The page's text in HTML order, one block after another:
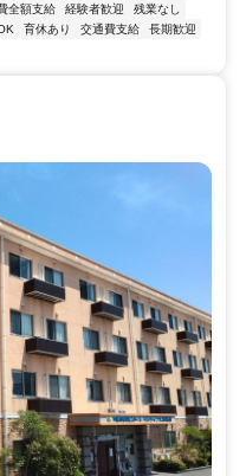
全額支給 経験者歓迎
残業なし
育休あり 交通費支給
長期歓迎